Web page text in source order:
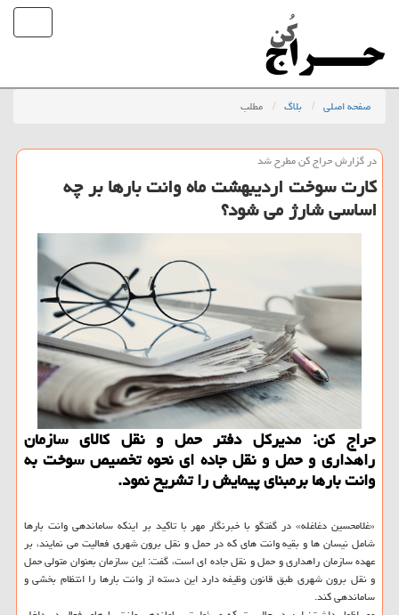
صفحه اصلی بلاگ مطلب
در گزارش حراج كن مطرح شد
كارت سوخت اردیبهشت ماه وانت بارها بر چه
اساسی شارژ می شود؟
حراج كن: مدیركل دفتر حمل و نقل كالای سازمان
راهداری و حمل و نقل جاده ای نحوه تخصیص سوخت به
وانت بارها برمبنای پیمایش را تشریح نمود.
«غلامحسین دغاغله» در گفتگو با خبرنگار مهر با تاکید بر اینکه ساماندهی وانت بارها
شامل نیسان ها و بقیه وانت های که در حمل و نقل برون شهری فعالیت می نمایند، بر
عهده سازمان راهداری و حمل و نقل جاده ای است، گفت: این سازمان بعنوان متولی حمل
و نقل برون شهری طبق قانون وظیفه دارد این دسته از وانت بارها را انتظام بخشی و
ساماندهی کند.